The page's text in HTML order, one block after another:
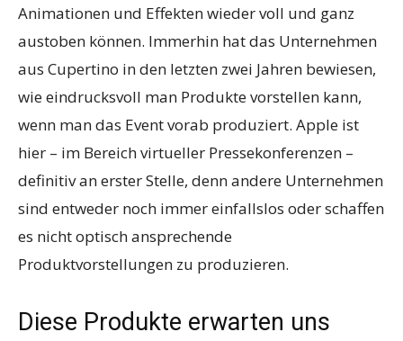
Animationen und Effekten wieder voll und ganz
austoben können. Immerhin hat das Unternehmen
aus Cupertino in den letzten zwei Jahren bewiesen,
wie eindrucksvoll man Produkte vorstellen kann,
wenn man das Event vorab produziert. Apple ist
hier – im Bereich virtueller Pressekonferenzen –
definitiv an erster Stelle, denn andere Unternehmen
sind entweder noch immer einfallslos oder schaffen
es nicht optisch ansprechende
Produktvorstellungen zu produzieren.
Diese Produkte erwarten uns